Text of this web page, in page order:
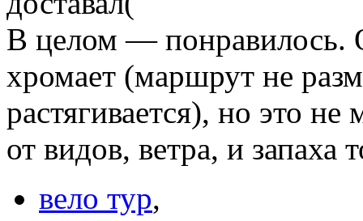
В целом — понравилось.
хромает (маршрут не
растягивается), но это
от видов, ветра, и запаха
вело тур,